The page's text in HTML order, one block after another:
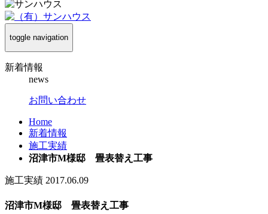
toggle navigation
新着情報
news
お問い合わせ
Home
新着情報
施工実績
沼津市M様邸 畳表替え工事
施工実績 2017.06.09
沼津市M様邸 畳表替え工事